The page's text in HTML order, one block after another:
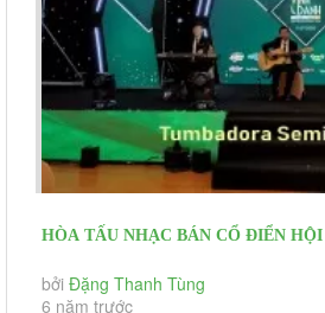
HÒA TẤU NHẠC BÁN CỔ ĐIỂN
HÀNG TẬP ĐOÀN CỎ MAY
bởi Đặng Thanh Tùng
6 năm trước